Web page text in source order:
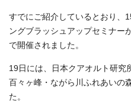
すでにご紹介しているとおり、
ングブラッシュアップセミナー
で開催されました。
19日には、日本クアオルト研究
百々ヶ峰・ながら川ふれあいの
た。